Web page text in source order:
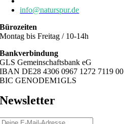
info@naturspur.de
Bürozeiten
Montag bis Freitag / 10-14h
Bankverbindung
GLS Gemeinschaftsbank eG
IBAN DE28 4306 0967 1272 7119 00
BIC GENODEM1GLS
Newsletter